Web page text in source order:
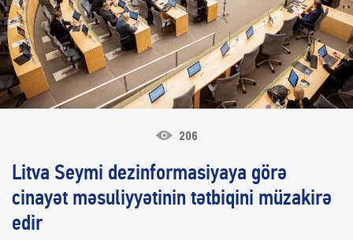
206
Litva Seymi dezinformasiyaya görə
cinayət məsuliyyətinin tətbiqini müzakirə
edir